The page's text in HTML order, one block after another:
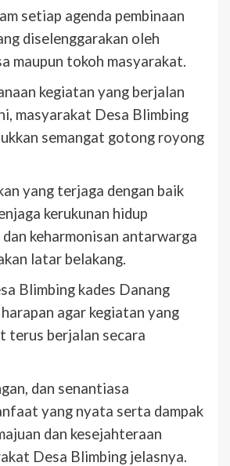
setiap agenda pembinaan
diselenggarakan oleh
maupun tokoh masyarakat.
kegiatan yang berjalan
masyarakat Desa Blimbing
semangat gotong royong
yang terjaga dengan baik
kerukunan hidup
keharmonisan antarwarga
latar belakang.
Blimbing kades Danang
agar kegiatan yang
terus berjalan secara
dan senantiasa
yang nyata serta dampak
dan kesejahteraan
Desa Blimbing jelasnya.